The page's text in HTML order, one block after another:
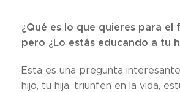
¿Qué es lo que quieres para
pero ¿Lo estás educando a tu
Esta es una pregunta
hijo, tu hija, triunfen en la vida,